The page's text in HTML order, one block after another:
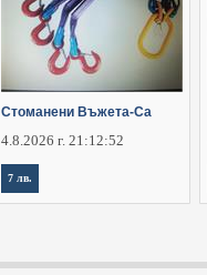
Стоманени Въжета-Са
4.8.2026 г. 21:12:52
7 лв.